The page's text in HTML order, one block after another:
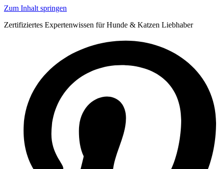
Zum Inhalt springen
Zertifiziertes Expertenwissen für Hunde & Katzen Liebhaber